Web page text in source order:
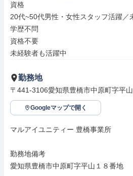
資格
20代~50代男性・女性スタッフ活躍／
学歴不問
資格不要
未経験者も活躍中
勤務地
〒441-3106愛知県豊橋市中原町字平
Googleマップで開く
マルアイユニティー 豊橋事業所
勤務地備考
愛知県豊橋市中原町字平山１８番地